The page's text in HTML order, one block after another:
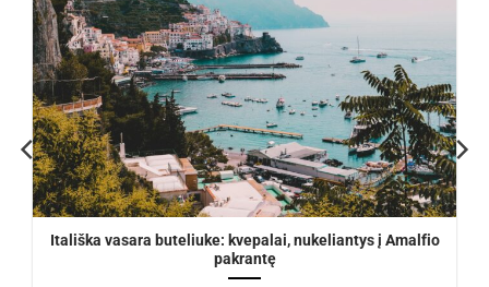
Itališka vasara buteliuke: kvepalai, nukeliantys į Amalfio
pakrantę